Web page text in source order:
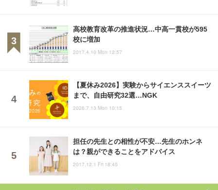
高校教育改革の推進状況…中高一貫校が595
校に増加
2017.4.10 Mon 12:57
【夏休み2026】実験からサイエンススイーツ
まで、自由研究32選…NGK
2026.7.13 Mon 10:15
担任の先生との相性が不安…先生のホンネ
は？親ができることをアドバイス
2017.12.1 Fri 18:45